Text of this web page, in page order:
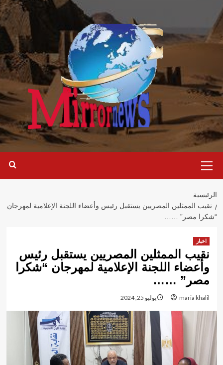
تخطي
إلى
المحتوى
الرئيسية
الرئيسية
نقيب الممثلين المصريين يستقبل رئيس وأعضاء اللجنة الإعلامية لمهرجان
“شكرا مصر” ……
اخبار
نقيب الممثلين المصريين يستقبل رئيس
وأعضاء اللجنة الإعلامية لمهرجان “شكرا
مصر” ……
maria khalil يوليو 25, 2024